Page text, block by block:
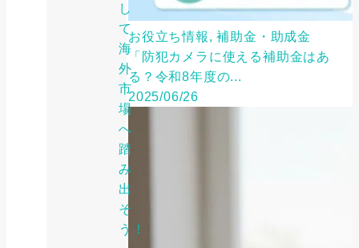
し
て
海
外
市
場
へ
踏
み
出
そ
う！
お役立ち情報, 補助金・助成金
「防犯カメラに使える補助金はあ
る？令和8年度の...
2025/06/26